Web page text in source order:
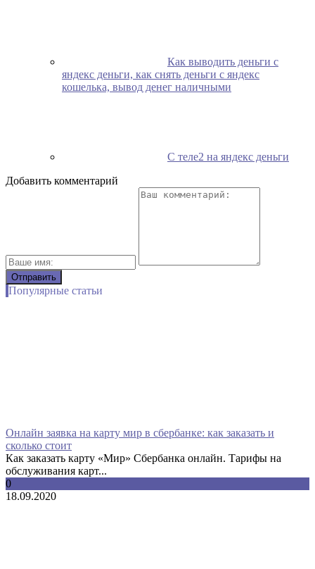
Как выводить деньги с
яндекс деньги, как снять деньги с яндекс
кошелька, вывод денег наличными
С теле2 на яндекс деньги
Добавить комментарий
Популярные статьи
Онлайн заявка на карту мир в сбербанке: как заказать и
сколько стоит
Как заказать карту «Мир» Сбербанка онлайн. Тарифы на
обслуживания карт...
0
18.09.2020